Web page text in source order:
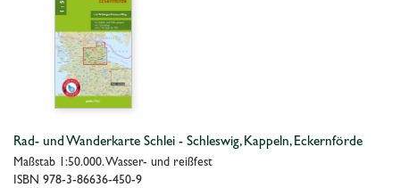
Rad- und Wanderkarte Schlei - Schleswig, Kappeln, Eckernförde
Maßstab 1:50.000. Wasser- und reißfest
ISBN 978-3-86636-450-9